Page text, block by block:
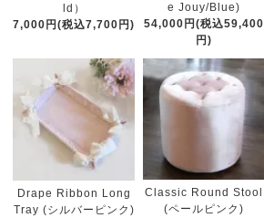
ld）
7,000円(税込7,700円)
e Jouy/Blue)
54,000円(税込59,400
円)
Drape Ribbon Long
Tray (シルバーピンク)
Classic Round Stool
(ペールピンク)